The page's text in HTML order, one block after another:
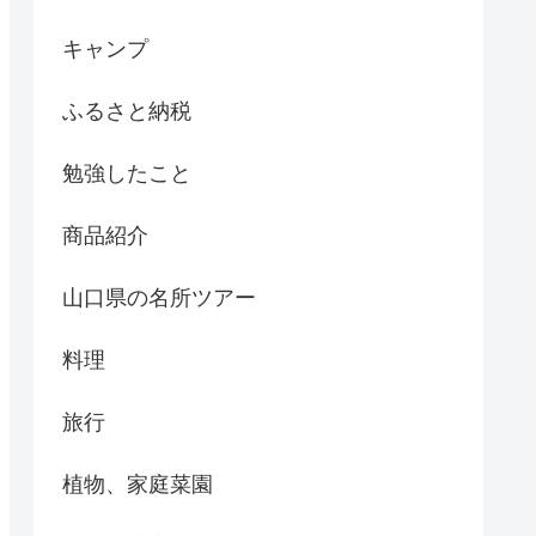
キャンプ
ふるさと納税
勉強したこと
商品紹介
山口県の名所ツアー
料理
旅行
植物、家庭菜園